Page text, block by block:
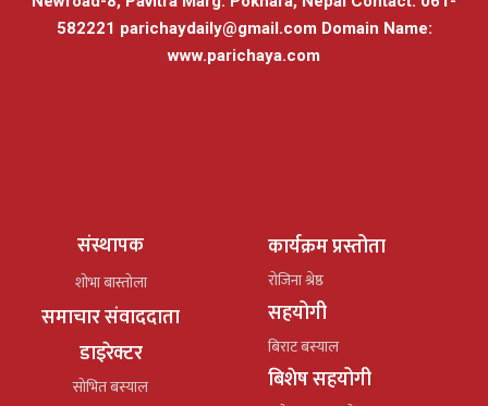
582221 parichaydaily@gmail.comDomain Name:
www.parichaya.com
संस्थापक
शोभा बास्तोला
समाचार संवाददाता
डाइरेक्टर
सोभित बस्याल
कार्यक्रम प्रस्तोता
रोजिना श्रेष्ठ
सहयोगी
बिराट बस्याल
बिशेष सहयोगी